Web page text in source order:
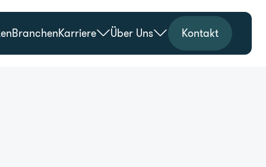
BranchenKarriere Über Uns Kontakt